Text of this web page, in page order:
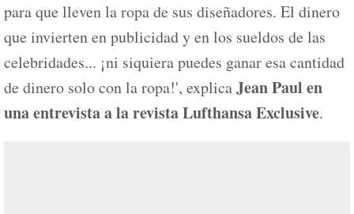
para que lleven la ropa de sus diseñadores. El dinero
que invierten en publicidad y en los sueldos de las
celebridades... ¡ni siquiera puedes ganar esa cantidad
de dinero solo con la ropa!', explicaJean Paul en
una entrevista a la revista Lufthansa Exclusive.